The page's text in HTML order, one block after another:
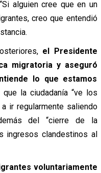
alguien cree que en un
creo que entendió
el Presidente
migratoria y aseguró
lo que estamos
la ciudadanía “ve los
ir regularmente saliendo
del “cierre de la
ingresos clandestinos al
voluntariamente